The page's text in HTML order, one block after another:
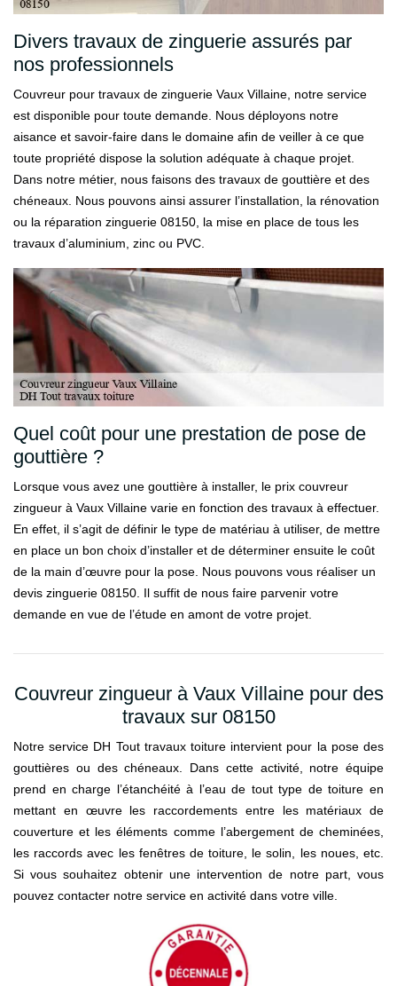
Divers travaux de zinguerie assurés par
nos professionnels
Couvreur pour travaux de zinguerie Vaux Villaine, notre service
est disponible pour toute demande. Nous déployons notre
aisance et savoir-faire dans le domaine afin de veiller à ce que
toute propriété dispose la solution adéquate à chaque projet.
Dans notre métier, nous faisons des travaux de gouttière et des
chéneaux. Nous pouvons ainsi assurer l’installation, la rénovation
ou la réparation zinguerie 08150, la mise en place de tous les
travaux d’aluminium, zinc ou PVC.
Quel coût pour une prestation de pose de
gouttière ?
Lorsque vous avez une gouttière à installer, le prix couvreur
zingueur à Vaux Villaine varie en fonction des travaux à effectuer.
En effet, il s’agit de définir le type de matériau à utiliser, de mettre
en place un bon choix d’installer et de déterminer ensuite le coût
de la main d’œuvre pour la pose. Nous pouvons vous réaliser un
devis zinguerie 08150. Il suffit de nous faire parvenir votre
demande en vue de l’étude en amont de votre projet.
Couvreur zingueur à Vaux Villaine pour des
travaux sur 08150
Notre service DH Tout travaux toiture intervient pour la pose des
gouttières ou des chéneaux. Dans cette activité, notre équipe
prend en charge l’étanchéité à l’eau de tout type de toiture en
mettant en œuvre les raccordements entre les matériaux de
couverture et les éléments comme l’abergement de cheminées,
les raccords avec les fenêtres de toiture, le solin, les noues, etc.
Si vous souhaitez obtenir une intervention de notre part, vous
pouvez contacter notre service en activité dans votre ville.